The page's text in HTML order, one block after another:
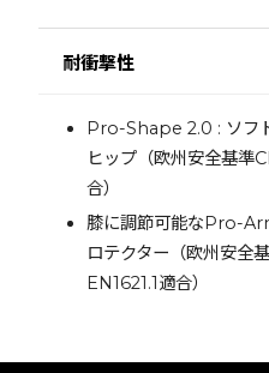
耐衝撃性
Pro-Shape 2.0 : ソフ
ヒップ（欧州安全基準
合）
膝に調節可能なPro-
ロテクター（欧州安全
EN1621.1適合）